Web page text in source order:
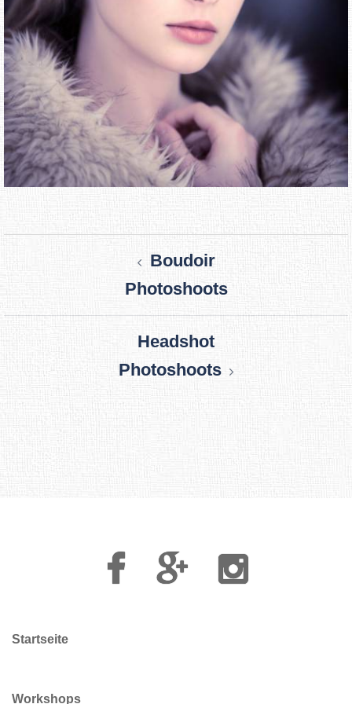
Beitragsnavigation
Boudoir
Photoshoots
Headshot
Photoshoots
Facebook
Google
Plus
Instagram
Startseite
Workshops